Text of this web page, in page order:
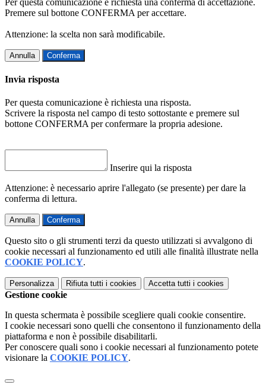
Premere sul bottone CONFERMA per accettare.
Attenzione: la scelta non sarà modificabile.
Annulla Conferma
Invia risposta
Per questa comunicazione è richiesta una risposta.
Scrivere la risposta nel campo di testo sottostante e premere sul
bottone CONFERMA per confermare la propria adesione.
Inserire qui la risposta
Attenzione: è necessario aprire l'allegato (se presente) per dare la
conferma di lettura.
Annulla Conferma
Questo sito o gli strumenti terzi da questo utilizzati si avvalgono di
cookie necessari al funzionamento ed utili alle finalità illustrate nella
COOKIE POLICY.
Personalizza Rifiuta tutti i cookies Accetta tutti i cookies
Gestione cookie
In questa schermata è possibile scegliere quali cookie consentire.
I cookie necessari sono quelli che consentono il funzionamento della
piattaforma e non è possibile disabilitarli.
Per conoscere quali sono i cookie necessari al funzionamento potete
visionare la COOKIE POLICY.